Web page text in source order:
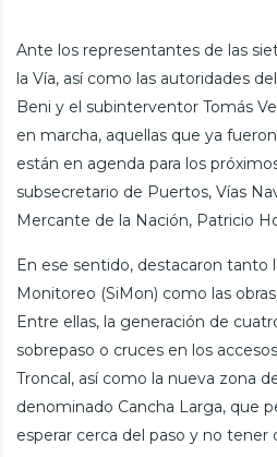
Ante los representantes de las
la Vía, así como las autoridades
Beni y el subinterventor Tomás
en marcha, aquellas que ya
están en agenda para los
subsecretario de Puertos, Vías
Mercante de la Nación, Patricio
En ese sentido, destacaron tanto
Monitoreo (SiMon) como las
Entre ellas, la generación de
sobrepaso o cruces en los
Troncal, así como la nueva zona
denominado Cancha Larga, que
esperar cerca del paso y no